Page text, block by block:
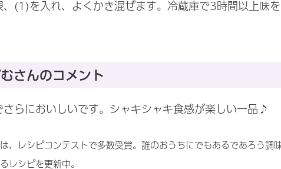
(1)を入れ、よくかき混ぜます。冷蔵庫で3時間以上味を
さんのコメント
さらにおいしいです。シャキシャキ食感が楽しい一品♪
、レシピコンテストで多数受賞。誰のおうちにでもあるであろう調
レシピを更新中。